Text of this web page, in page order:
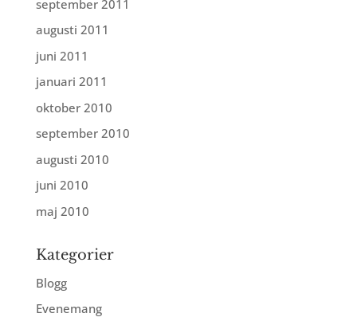
september 2011
augusti 2011
juni 2011
januari 2011
oktober 2010
september 2010
augusti 2010
juni 2010
maj 2010
Kategorier
Blogg
Evenemang